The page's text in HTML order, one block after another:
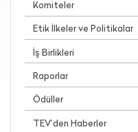
Komiteler
Etik İlkeler ve Politikalar
İş Birlikleri
Raporlar
Ödüller
TEV’den Haberler